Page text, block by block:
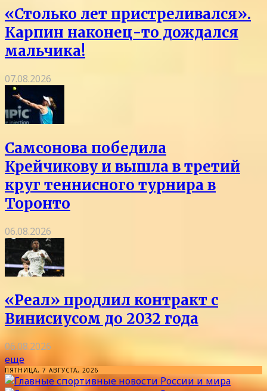
«Столько лет пристреливался».
Карпин наконец-то дождался
мальчика!
07.08.2026
Самсонова победила
Крейчикову и вышла в третий
круг теннисного турнира в
Торонто
06.08.2026
«Реал» продлил контракт с
Винисиусом до 2032 года
06.08.2026
еще
ПЯТНИЦА, 7 АВГУСТА, 2026